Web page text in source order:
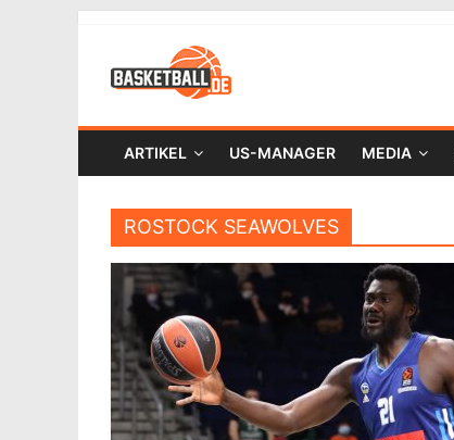
ARTIKEL US-MANAGER MEDIA
ROSTOCK SEAWOLVES